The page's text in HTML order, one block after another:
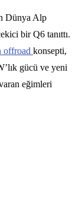
Dünya Alp
bir Q6 tanıttı.
offroad konsepti,
gücü ve yeni
eğimleri